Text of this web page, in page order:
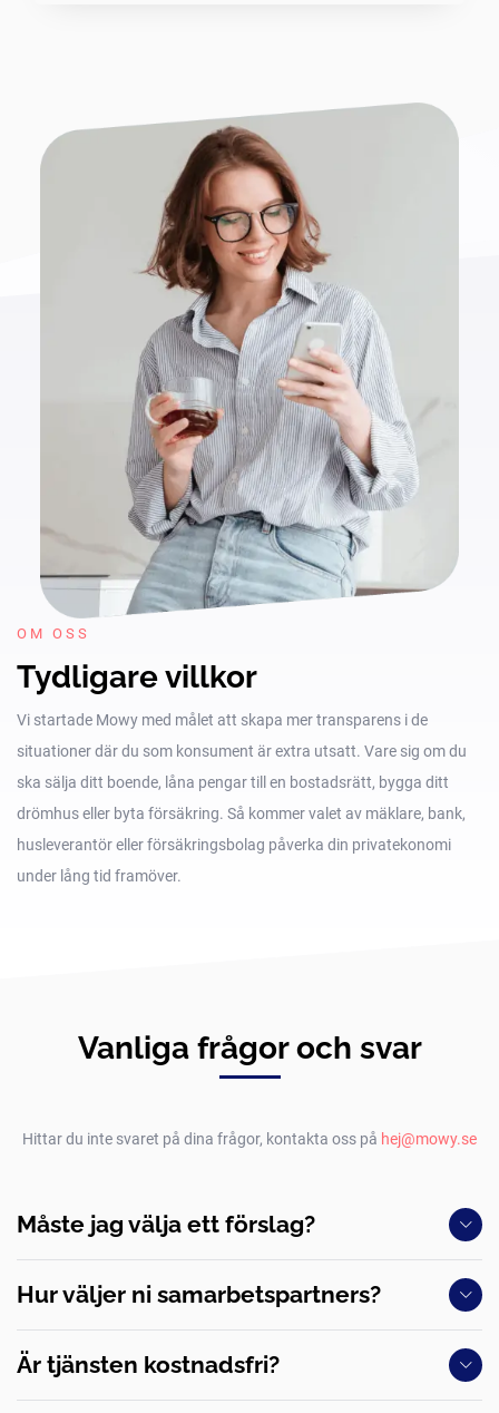
OM OSS
Tydligare villkor
Vi startade Mowy med målet att skapa mer transparens i de
situationer där du som konsument är extra utsatt. Vare sig om du
ska sälja ditt boende, låna pengar till en bostadsrätt, bygga ditt
drömhus eller byta försäkring. Så kommer valet av mäklare, bank,
husleverantör eller försäkringsbolag påverka din privatekonomi
under lång tid framöver.
Vanliga frågor och svar
Hittar du inte svaret på dina frågor, kontakta oss på hej@mowy.se
Måste jag välja ett förslag?
Hur väljer ni samarbetspartners?
Är tjänsten kostnadsfri?